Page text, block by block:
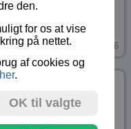
derefter skilles og
BA-53216
den.
for os at vise
på nettet.
af cookies og
her.
OK til valgte